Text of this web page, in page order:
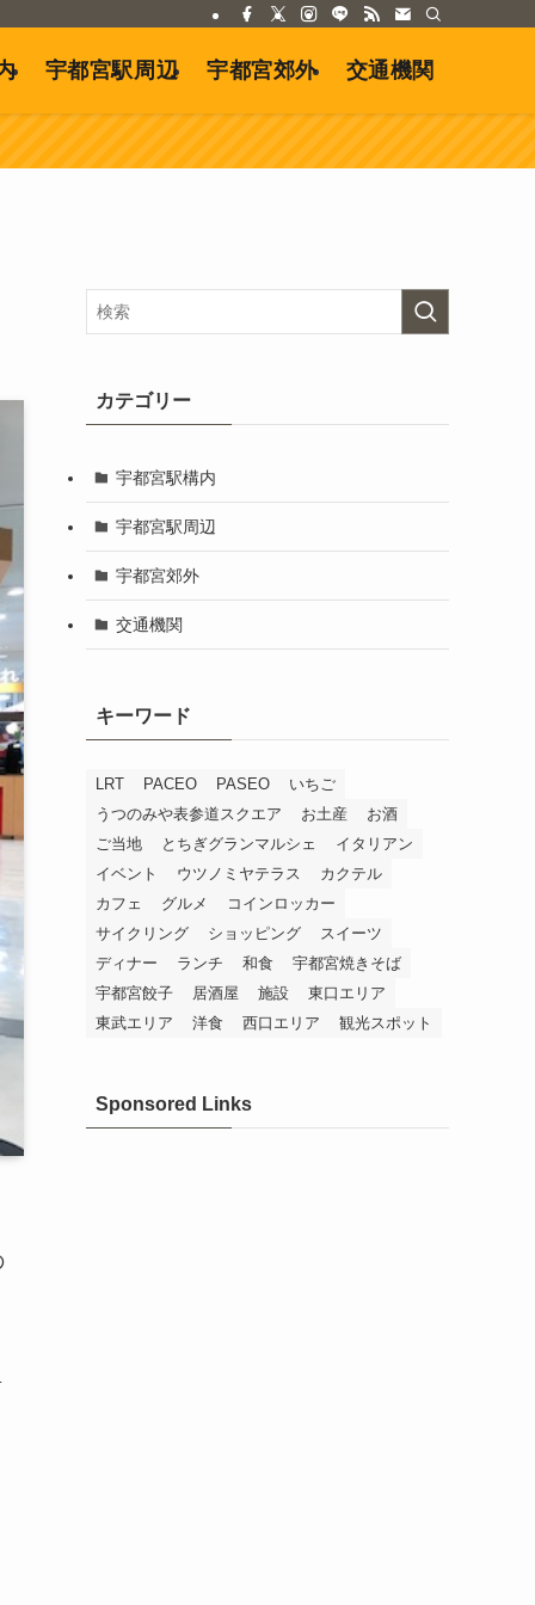
宇都宮駅周辺 宇都宮郊外 交通機関
カテゴリー
宇都宮駅構内
宇都宮駅周辺
宇都宮郊外
交通機関
キーワード
LRT PACEO PASEO
いちご
うつのみや表参道スクエア
お土産
お酒
ご当地
とちぎグランマルシェ
イタリアン
イベント
ウツノミヤテラス
カクテル
カフェ
グルメ
コインロッカー
サイクリング
ショッピング
スイーツ
ディナー
ランチ 和食
宇都宮焼きそば
宇都宮餃子
居酒屋 施設
東口エリア
東武エリア
洋食 西口エリア 観光スポット
Sponsored Links